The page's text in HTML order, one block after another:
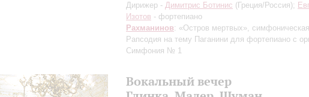
Дирижер - Димитрис Ботинис (Греция/Россия);
Изотов - фортепиано
Рахманинов: «Остров мертвых»,
Рапсодия на тему Паганини для фортепиано с
Симфония № 1
Вокальный вечер